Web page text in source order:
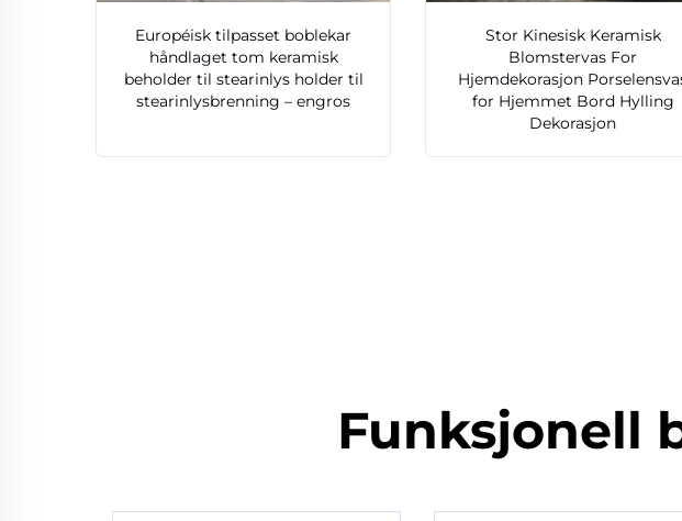
Européisk tilpasset boblekar
håndlaget tom keramisk
beholder til stearinlys holder til
stearinlysbrenning – engros
Stor Kinesisk Keramisk
Blomstervas For
Hjemdekorasjon
for Hjemmet Bord Hylling
Dekorasjon
Funksjonell